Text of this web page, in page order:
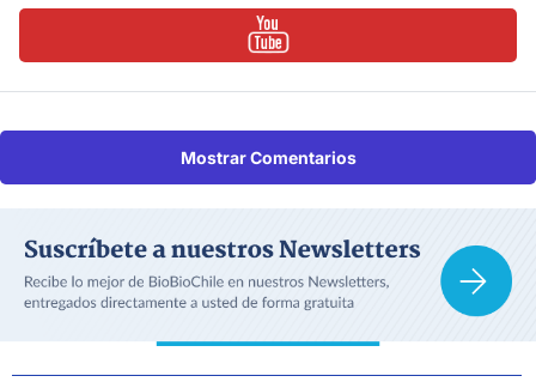
Mostrar Comentarios